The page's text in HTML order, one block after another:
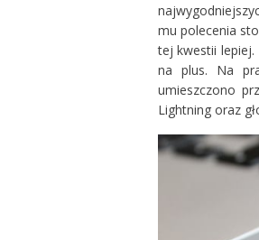
mu polecenia
tej kwestii lepiej.
na plus. Na
umieszczono
Lightning oraz